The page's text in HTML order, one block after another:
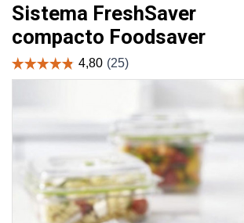
Sistema FreshSaver
compacto Foodsaver